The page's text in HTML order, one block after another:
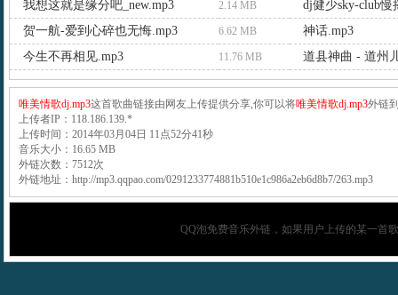
我想这就是缘分吧_new.mp3
2.14 MB
dj健少sky-club慢
贺一航-爱到心碎也无悔.mp3
6.62 MB
神话.mp3
今生不再相见.mp3
11.76 MB 道县神曲 - 道州
唯美情歌dj.mp3这首歌曲链接由网友上传提供分享,你可以将唯美情歌dj.mp3外链
上传者IP：118.186.139.*
上传时间：2014年03月04日 11点52分41秒
音乐大小：16.65 MB
外链次数：7512次
外链地址：http://mp3.qqpao.com/0291233774881b510e1c986a2eb6d8b7/263.mp3
QQ泡免费音乐外链，如果用户上传的某一首